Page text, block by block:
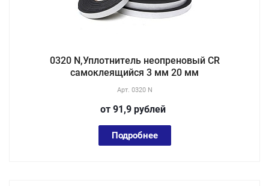
0320 N,Уплотнитель неопреновый CR
самоклеящийся 3 мм 20 мм
Арт. 0320 N
от 91,9 рублей
Подробнее